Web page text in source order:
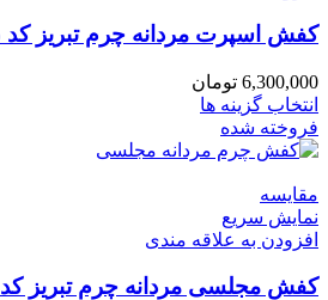
کفش اسپرت مردانه چرم تبریز کد 145
6,300,000 تومان
انتخاب گزینه ها
فروخته شده
مقايسه
نمایش سریع
افزودن به علاقه مندی
کفش مجلسی مردانه چرم تبریز کد 114